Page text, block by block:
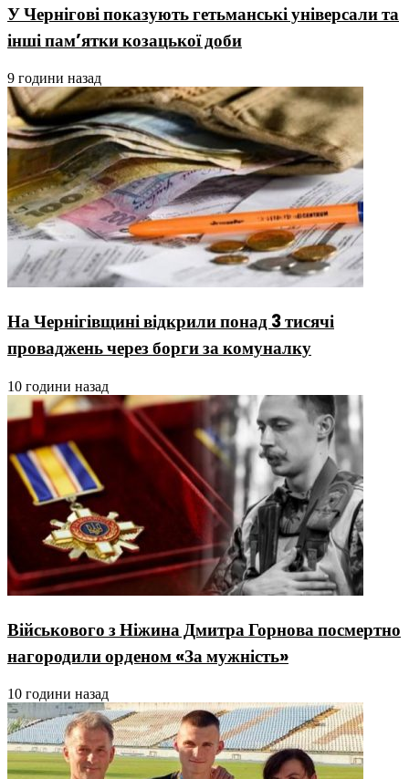
У Чернігові показують гетьманські універсали та
інші пам’ятки козацької доби
9 години назад
На Чернігівщині відкрили понад 3 тисячі
проваджень через борги за комуналку
10 години назад
Військового з Ніжина Дмитра Горнова посмертно
нагородили орденом «За мужність»
10 години назад